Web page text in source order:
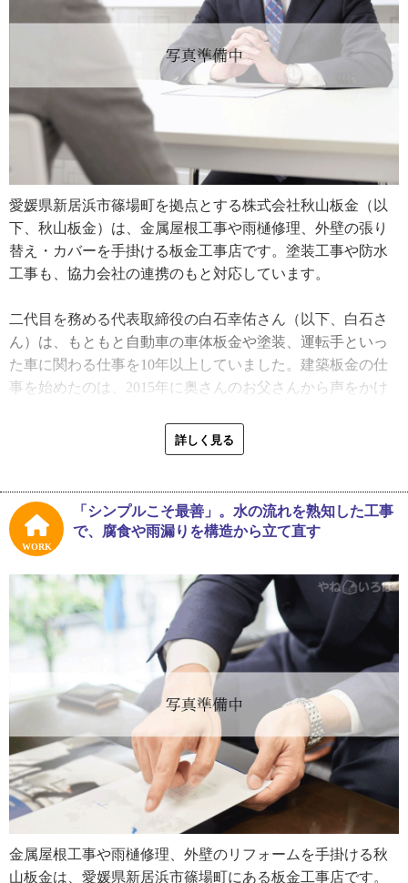
愛媛県新居浜市篠場町を拠点とする株式会社秋山板金（以
下、秋山板金）は、金属屋根工事や雨樋修理、外壁の張り
替え・カバーを手掛ける板金工事店です。塗装工事や防水
工事も、協力会社の連携のもと対応しています。
二代目を務める代表取締役の白石幸佑さん（以下、白石さ
ん）は、もともと自動車の車体板金や塗装、運転手といっ
た車に関わる仕事を10年以上していました。建築板金の仕
事を始めたのは、2015年に奥さんのお父さんから声をかけ
「ずっと車関係の仕事をしていましたが、義父から『手伝
ったし、自分にもできそうかなと思って始めました。最初
は屋根に登ってビス打ちからのスタートです。高いところ
は苦手なんですが、いざ登ってみたら意外と平気で。義父
した」
先代かつ師匠のお義父さんからの教えは新米の時は分から
ない言葉も多く、一度に全てを理解するのは難しかったと
白石さんは振り返ります。
「義父は知識がある分、言葉数の多い人でした。受け止め
たり流したりしないと、頭の中が次第に混乱するんです
よ。そういうときは一旦受け流して、自分で整理して組み
立て直すようにしていました。すると作業をしているうち
に、後から『そういうこと言いよったんね』『ここのこと
がある。ときには判断を間違ってしまうこともありました
詳しく見る
WORK
「シンプルこそ最善」。水の流れを熟知した工事
で、腐食や雨漏りを構造から立て直す
金属屋根工事や雨樋修理、外壁のリフォームを手掛ける秋
山板金は、愛媛県新居浜市篠場町にある板金工事店です。